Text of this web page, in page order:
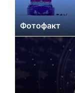
Фотофакт